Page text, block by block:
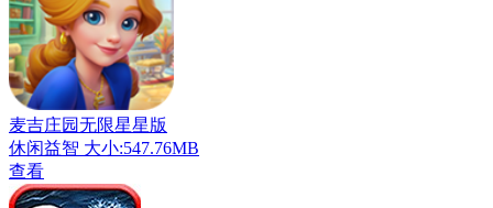
麦吉庄园无限星星版
休闲益智 大小:547.76MB
查看